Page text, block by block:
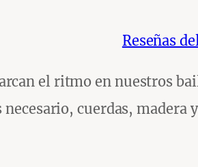
Reseñas
el ritmo en nuestros
necesario, cuerdas,